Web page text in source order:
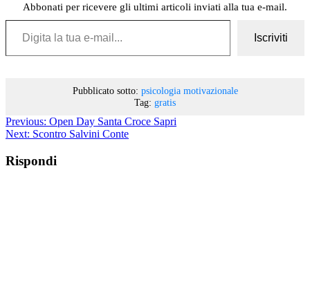
Abbonati per ricevere gli ultimi articoli inviati alla tua e-mail.
Digita la tua e-mail...
Iscriviti
Pubblicato sotto: psicologia motivazionale
Tag: gratis
Previous: Open Day Santa Croce Sapri
Next: Scontro Salvini Conte
Rispondi